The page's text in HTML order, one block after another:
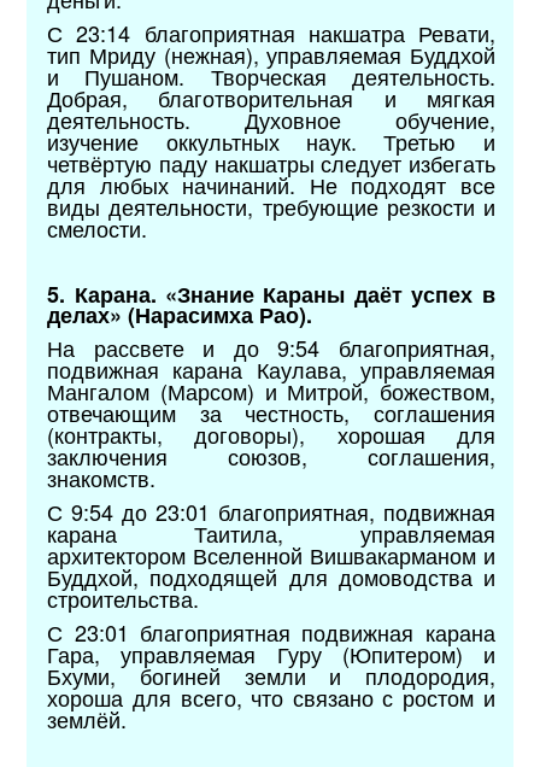
С 23:14 благоприятная накшатра Ревати,
тип Мриду (нежная), управляемая Буддхой
и Пушаном. Творческая деятельность.
Добрая, благотворительная и мягкая
деятельность. Духовное обучение,
изучение оккультных наук. Третью и
четвёртую паду накшатры следует избегать
для любых начинаний. Не подходят все
виды деятельности, требующие резкости и
смелости.
5. Карана. «Знание Караны даёт успех в
делах» (Нарасимха Рао).
На рассвете и до 9:54 благоприятная,
подвижная карана Каулава, управляемая
Мангалом (Марсом) и Митрой, божеством,
отвечающим за честность, соглашения
(контракты, договоры), хорошая для
заключения союзов, соглашения,
знакомств.
С 9:54 до 23:01 благоприятная, подвижная
карана Таитила, управляемая
архитектором Вселенной Вишвакарманом и
Буддхой, подходящей для домоводства и
строительства.
С 23:01 благоприятная подвижная карана
Гара, управляемая Гуру (Юпитером) и
Бхуми, богиней земли и плодородия,
хороша для всего, что связано с ростом и
землёй.